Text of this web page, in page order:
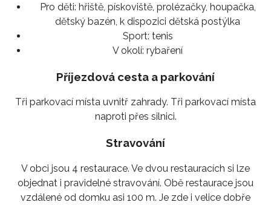
Pro děti: hřiště, pískoviště, prolézačky, houpačka,
dětský bazén, k dispozici dětská postýlka
Sport: tenis
V okolí: rybaření
Příjezdová cesta a parkování
Tři parkovací místa uvnitř zahrady. Tři parkovací místa
naproti přes silnici.
Stravování
V obci jsou 4 restaurace. Ve dvou restauracích si lze
objednat i pravidelné stravování. Obě restaurace jsou
vzdálené od domku asi 100 m. Je zde i velice dobře